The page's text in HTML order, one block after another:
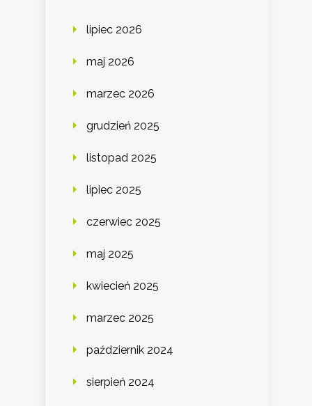
lipiec 2026
maj 2026
marzec 2026
grudzień 2025
listopad 2025
lipiec 2025
czerwiec 2025
maj 2025
kwiecień 2025
marzec 2025
październik 2024
sierpień 2024